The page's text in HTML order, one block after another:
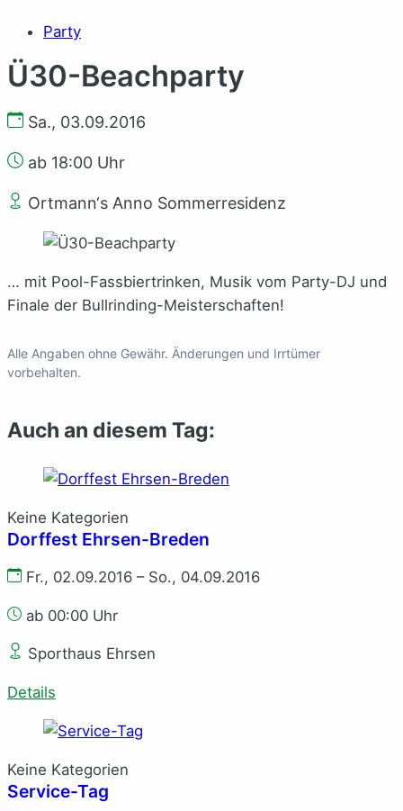
Party
Ü30-Beachparty
Sa., 03.09.2016
ab 18:00 Uhr
Ortmann‘s Anno Sommerresidenz
… mit Pool-Fassbiertrinken, Musik vom Party-DJ und
Finale der Bullrinding-Meisterschaften!
Alle Angaben ohne Gewähr. Änderungen und Irrtümer
vorbehalten.
Auch an diesem Tag:
Keine Kategorien
Dorffest Ehrsen-Breden
Fr., 02.09.2016 – So., 04.09.2016
ab 00:00 Uhr
Sporthaus Ehrsen
Details
Keine Kategorien
Service-Tag